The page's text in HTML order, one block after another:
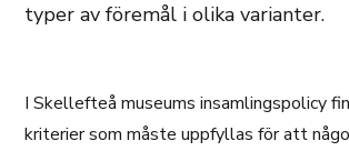
typer av föremål i olika varianter.
I Skellefteå museums insamlingspolicy
kriterier som måste uppfyllas för att